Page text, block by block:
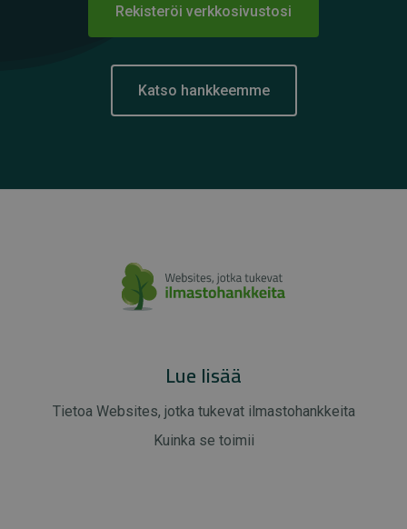
Rekisteröi verkkosivustosi
Katso hankkeemme
Lue lisää
Tietoa Websites, jotka tukevat ilmastohankkeita
Kuinka se toimii